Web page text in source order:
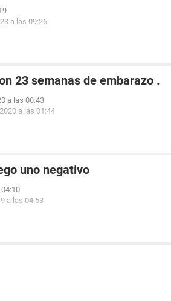
a las 09:26
23 semanas de embarazo .
a las 00:43
a las 01:44
uno negativo
a las 04:53